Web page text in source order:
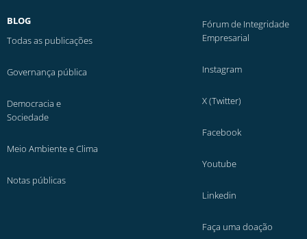
BLOG
Todas as publicações
Governança pública
Democracia e
Sociedade
Meio Ambiente e Clima
Notas públicas
Fórum de Integridade
Empresarial
Instagram
X (Twitter)
Facebook
Youtube
Linkedin
Faça uma doação